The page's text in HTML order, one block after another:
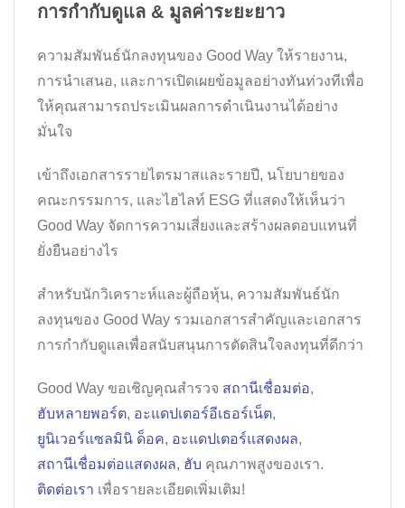
การกำกับดูแล & มูลค่าระยะยาว
ความสัมพันธ์นักลงทุนของ Good Way ให้รายงาน,
การนำเสนอ, และการเปิดเผยข้อมูลอย่างทันท่วงทีเพื่อ
ให้คุณสามารถประเมินผลการดำเนินงานได้อย่าง
มั่นใจ
เข้าถึงเอกสารรายไตรมาสและรายปี, นโยบายของ
คณะกรรมการ, และไฮไลท์ ESG ที่แสดงให้เห็นว่า
Good Way จัดการความเสี่ยงและสร้างผลตอบแทนที่
ยั่งยืนอย่างไร
สำหรับนักวิเคราะห์และผู้ถือหุ้น, ความสัมพันธ์นัก
ลงทุนของ Good Way รวมเอกสารสำคัญและเอกสาร
การกำกับดูแลเพื่อสนับสนุนการตัดสินใจลงทุนที่ดีกว่า
Good Way ขอเชิญคุณสำรวจ สถานีเชื่อมต่อ,
ฮับหลายพอร์ต, อะแดปเตอร์อีเธอร์เน็ต,
ยูนิเวอร์แซลมินิ ด็อค, อะแดปเตอร์แสดงผล,
สถานีเชื่อมต่อแสดงผล, ฮับ คุณภาพสูงของเรา.
ติดต่อเรา เพื่อรายละเอียดเพิ่มเติม!